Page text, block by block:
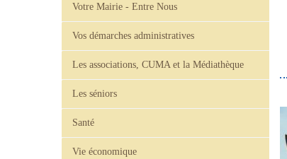
Votre Mairie - Entre Nous
Vos démarches administratives
Les associations, CUMA et la Médiathèque
Les séniors
Santé
Vie économique